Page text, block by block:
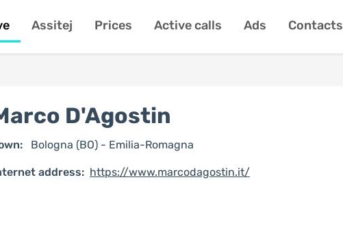
Assitej Prices Active calls Ads Contacts
D'Agostin
Bologna (BO) - Emilia-Romagna
address: https://www.marcodagostin.it/